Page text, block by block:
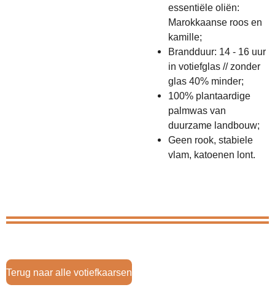
essentiële oliën:
Marokkaanse roos en
kamille;
Brandduur: 14 - 16 uur
in votiefglas // zonder
glas 40% minder;
100% plantaardige
palmwas van
duurzame landbouw;
Geen rook, stabiele
vlam, katoenen lont.
Terug naar alle votiefkaarsen